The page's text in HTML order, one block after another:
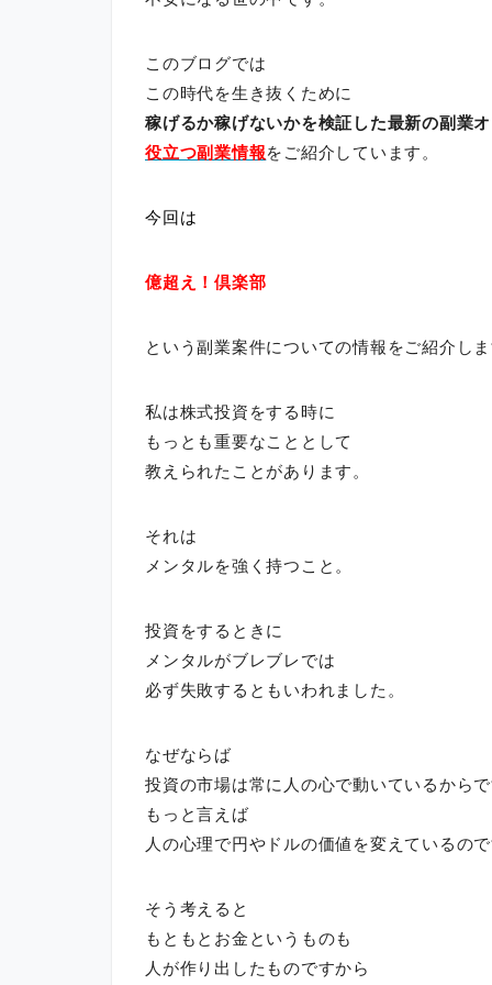
このブログでは
この時代を生き抜くために
稼げるか稼げないかを検証した最新の副業
役立つ副業情報をご紹介しています。
今回は
億超え！倶楽部
という副業案件についての情報をご紹介しま
私は株式投資をする時に
もっとも重要なこととして
教えられたことがあります。
それは
メンタルを強く持つこと。
投資をするときに
メンタルがブレブレでは
必ず失敗するともいわれました。
なぜならば
投資の市場は常に人の心で動いているからで
もっと言えば
人の心理で円やドルの価値を変えているので
そう考えると
もともとお金というものも
人が作り出したものですから